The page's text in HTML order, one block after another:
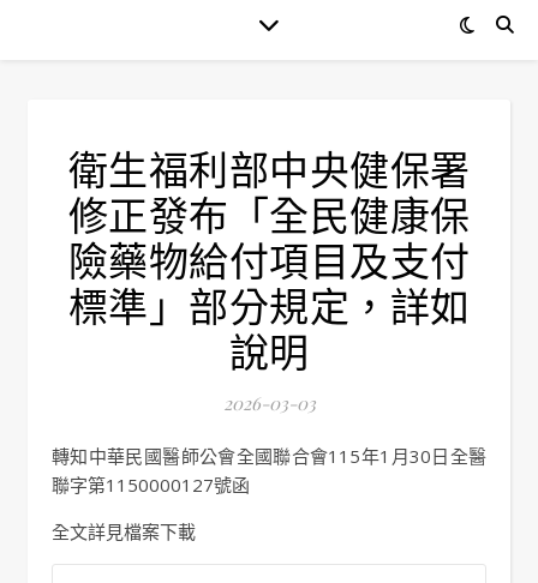
衛生福利部中央健保署
修正發布「全民健康保
險藥物給付項目及支付
標準」部分規定，詳如
說明
2026-03-03
轉知中華民國醫師公會全國聯合會115年1月30日全醫
聯字第1150000127號函
全文詳見檔案下載